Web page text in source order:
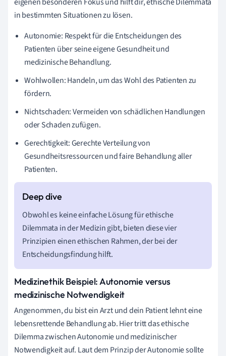
in bestimmten Situationen zu lösen.
Autonomie: Respekt für die Entscheidungen des
Patienten über seine eigene Gesundheit und
medizinische Behandlung.
Wohlwollen: Handeln, um das Wohl des Patienten zu
fördern.
Nichtschaden: Vermeiden von schädlichen Handlungen
oder Schaden zufügen.
Gerechtigkeit: Gerechte Verteilung von
Gesundheitsressourcen und faire Behandlung aller
Patienten.
Obwohl es keine einfache Lösung für ethische
Dilemmata in der Medizin gibt, bieten diese vier
Prinzipien einen ethischen Rahmen, der bei der
Entscheidungsfindung hilft.
Medizinethik Beispiel: Autonomie versus
medizinische Notwendigkeit
Angenommen, du bist ein Arzt und dein Patient lehnt eine
lebensrettende Behandlung ab. Hier tritt das ethische
Dilemma zwischen Autonomie und medizinischer
Notwendigkeit auf. Laut dem Prinzip der Autonomie sollte